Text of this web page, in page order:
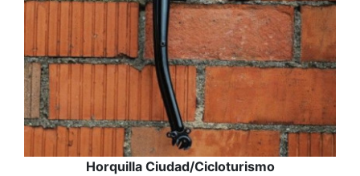
Horquilla Ciudad/Cicloturismo